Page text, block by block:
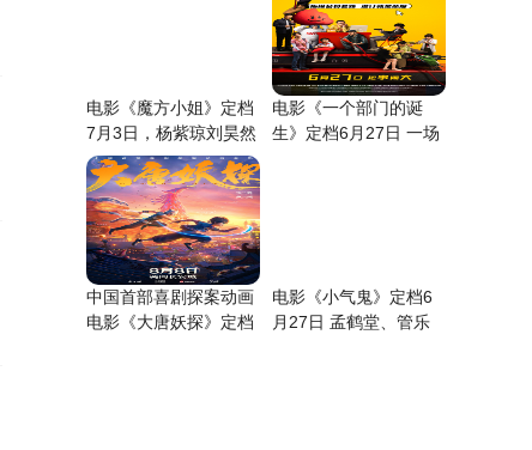
电影《魔方小姐》定档
7月3日，杨紫琼刘昊然
师徒过招重组热血人
电影《一个部门的诞
生》定档6月27日 一场
中国首部喜剧探案动画
电影《大唐妖探》定档
电影《小气鬼》定档6
月27日 孟鹤堂、管乐